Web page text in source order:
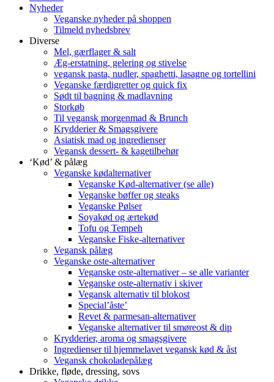
Nyheder
Veganske nyheder på shoppen
Tilmeld nyhedsbrev
Diverse
Mel, gærflager & salt
Æg-erstatning, gelering og stivelse
vegansk pasta, nudler, spaghetti, lasagne og tortellini
Veganske færdigretter og quick fix
Sødt til bagning & madlavning
Storkøb
Til vegansk morgenmad & Brunch
Krydderier & Smagsgivere
Asiatisk mad og ingredienser
Vegansk dessert- & kagetilbehør
‘Kød’ & pålæg
Veganske kødalternativer
Veganske Kød-alternativer (se alle)
Veganske bøffer og steaks
Veganske Pølser
Soyakød og ærtekød
Tofu og Tempeh
Veganske Fiske-alternativer
Vegansk pålæg
Veganske oste-alternativer
Veganske oste-alternativer – se alle varianter
Veganske oste-alternativ i skiver
Vegansk alternativ til blokost
Special’åste’
Revet & parmesan-alternativer
Veganske alternativer til smøreost & dip
Krydderier, aroma og smagsgivere
Ingredienser til hjemmelavet vegansk kød & åst
Vegansk chokoladepålæg
Drikke, fløde, dressing, sovs